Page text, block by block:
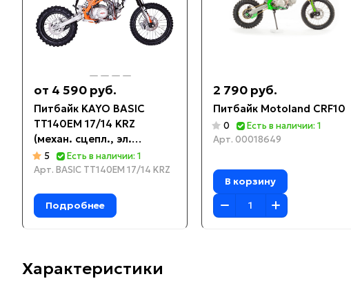
от 4 590 руб.
Питбайк KAYO BASIC
TT140EM 17/14 KRZ
(механ. сцепл., эл.
стартер 2022 г.)
5
Есть в наличии: 1
Арт. BASIC TT140EM 17/14 KRZ
Подробнее
2 790 руб.
Питбайк Motoland CRF10
0
Есть в наличии: 1
Арт. 00018649
В корзину
Характеристики